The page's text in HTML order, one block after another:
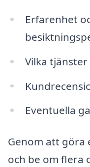
Erfarenhet
Vilka
Eventuella
Genom att göra
och be om flera